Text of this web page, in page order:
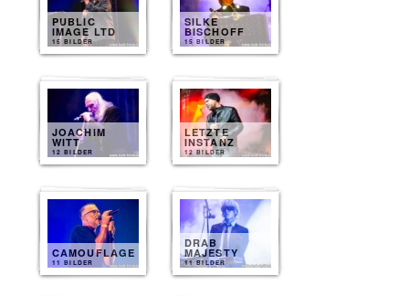
PUBLIC
IMAGE LTD
15 BILDER
SILKE
BISCHOFF
15 BILDER
JOACHIM
WITT
12 BILDER
LETZTE
INSTANZ
12 BILDER
CAMOUFLAGE
11 BILDER
DRAB
MAJESTY
11 BILDER